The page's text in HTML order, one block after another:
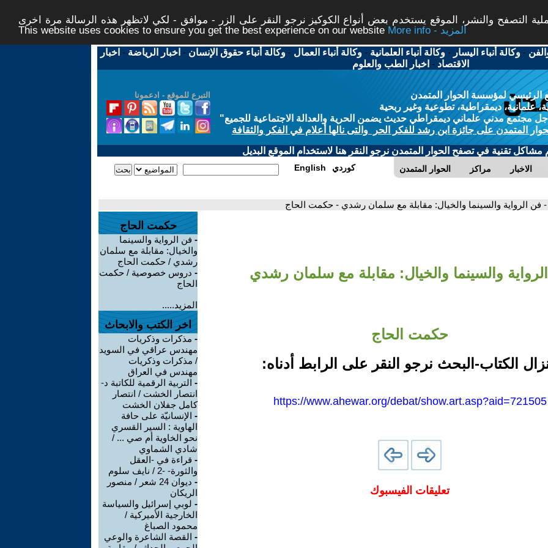
التصفح والنشر، الموقع يستخدم بعض أنواع الكوكيز نرجو النقر على الزر - موافق - لكي لاتظهر هذه الرسالة مرة اخرى -
This website uses cookies to ensure you get the best experience on our website
More info - المزيد
-وكالة أنباء اليسار -وكالة أنباء العلمانية -وكالة أنباء العمال -وكالة أنباء حقوق الإنسان - اخبار الرياضة - اخبار
الاقتصاد - اخبار الطب والعلوم
التبرع للموقع - ادعمونا
الرئيسي لمؤسسة الحوار المتمدن
علمانية، ديمقراطية، تطوعية وغير ربحية
مجتمع مدني علماني ديمقراطي حديث يضمن الحرية والعدالة الاجتماعية للجميع"
المتمدن على جائزة ابن رشد للفكر الحر والتى نالها أعلام في الفكر والثقافة
مشاكل تقنية في تصفح الحوار المتمدن نرجو النقر هنا لاستخدام الموقع البديل
الحوار المتمدن مراكز الاخبار English كوردي
- فن الرواية والسينما والخيال: مقابلة مع سلمان رشدي - حكمت الحاج
والسينما والخيال: مقابلة مع سلمان رشدي
حكمت الحاج
الكتاب-البحث نرجو النقر على الرابط أدناه:
https://www.ahewar.org/debat/show.art.asp?aid=721505
تعليقات الفيسبوك
حكمت الحاج
- فن الرواية والسينما
والخيال: مقابلة مع سلمان
رشدي / حكمت الحاج
- دروس خصوصية / حكمت
الحاج
المزيد.....
اخر الكتب والابحاث
- مذكرات وذكريات
مهندس عراقي في السويد
/ مذكرات وذكريات
مهندس في العراق
- التربية الرقمية للكاتبة د-
انتصار الخشت / انتصار
كامل جفلان الخشت
- الإنسانيّة على حافة
الهاوية : السير القسري
نحو الخاوية أم صي ... /
شادي الشماوي
- قراءة في -العقل
والثورة- -2 / نايف سلوم
-
ديوان 24 شعر / منصور
الريكان
- لوبي إسرائيل والسياسة
الخارجية الأميركية /
محمود الصباغ
- القصة الشاعرة والوعي